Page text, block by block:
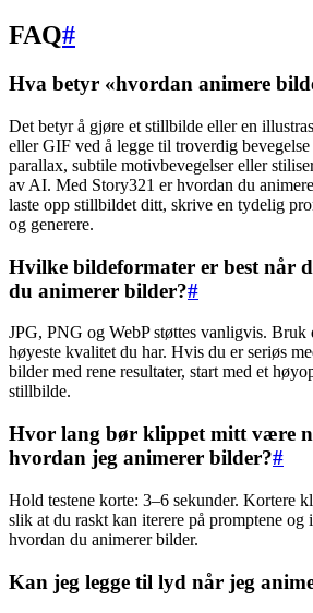
FAQ#
Hva betyr «hvordan animere
Det betyr å gjøre et stillbilde eller en
eller GIF ved å legge til troverdig
parallax, subtile motivbevegelser eller
av AI. Med Story321 er hvordan du
laste opp stillbildet ditt, skrive en tydelig
og generere.
Hvilke bildeformater er best når
du animerer bilder?#
JPG, PNG og WebP støttes vanligvis. Bruk
høyeste kvalitet du har. Hvis du er seriøs
bilder med rene resultater, start med et
stillbilde.
Hvor lang bør klippet mitt være
hvordan jeg animerer bilder?#
Hold testene korte: 3–6 sekunder. Kortere
slik at du raskt kan iterere på promptene
hvordan du animerer bilder.
Kan jeg legge til lyd når jeg